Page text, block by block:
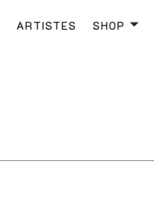
ARTISTES SHOP